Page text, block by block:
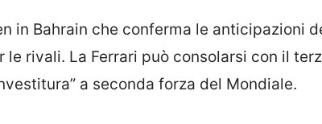
in Bahrain che conferma le anticipazioni
rivali. La Ferrari può consolarsi con il
a seconda forza del Mondiale.